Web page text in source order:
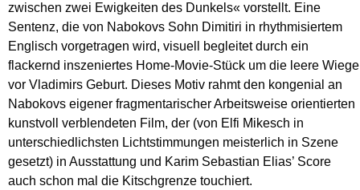
zwischen zwei Ewigkeiten des Dunkels« vorstellt. Eine
Sentenz, die von Nabokovs Sohn Dimitiri in rhythmisiertem
Englisch vorgetragen wird, visuell begleitet durch ein
flackernd inszeniertes Home-Movie-Stück um die leere Wiege
vor Vladimirs Geburt. Dieses Motiv rahmt den kongenial an
Nabokovs eigener fragmentarischer Arbeitsweise orientierten
kunstvoll verblendeten Film, der (von Elfi Mikesch in
unterschiedlichsten Lichtstimmungen meisterlich in Szene
gesetzt) in Ausstattung und Karim Sebastian Elias’ Score
auch schon mal die Kitschgrenze touchiert.